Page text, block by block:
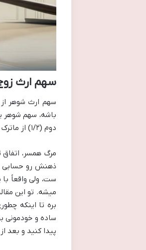
سهم ارث
سهم ارث شوهر
دوم (۱/۲) از ماترک می رسه. این قانون برای همه اموال چه منقول و چه غیرمنقول صدق می کنه و جزو حقوق حقه مرده.
مرگ همسر، اتفاق
ذهنش رو حسابی
ست، ولی واقعاً
میشه. تو این
بره تا اینکه
ساده و خودمونی
پیدا کنید و بعد